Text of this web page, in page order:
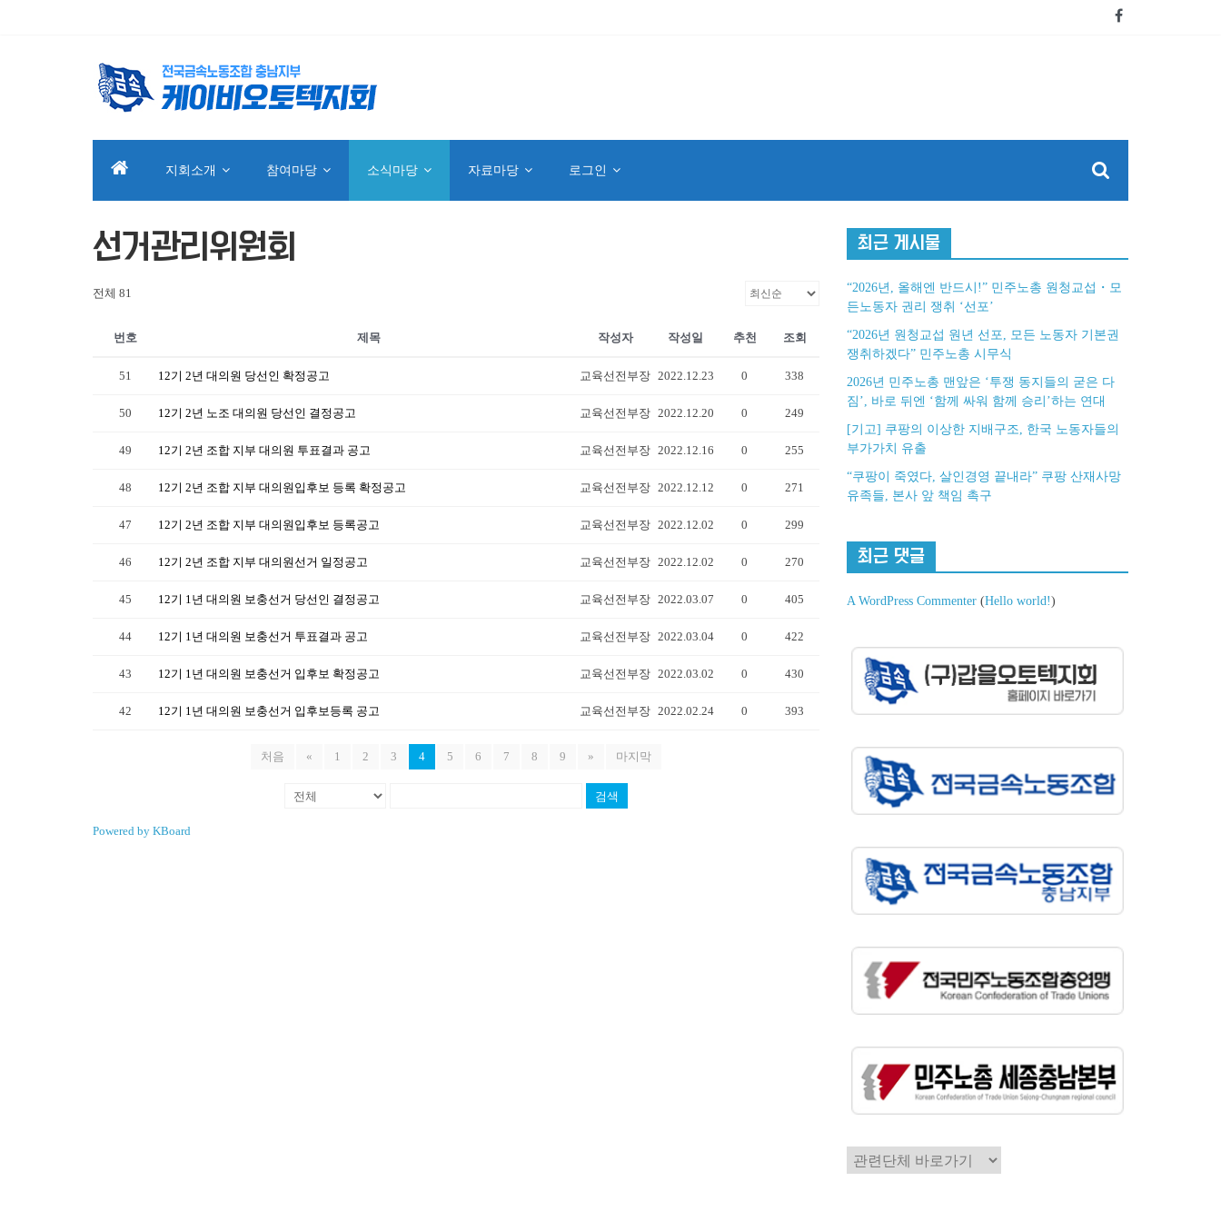
지회소개 참여마당 소식마당 자료마당 로그인
선거관리위원회
전체 81
번호 제목 작성자 작성일 추천 조회
51 12기 2년 대의원 당선인 확정공고 교육선전부장 2022.12.23 0 338
50 12기 2년 노조 대의원 당선인 결정공고 교육선전부장 2022.12.20 0 249
49 12기 2년 조합 지부 대의원 투표결과 공고 교육선전부장 2022.12.16 0 255
48 12기 2년 조합 지부 대의원입후보 등록 확정공고 교육선전부장 2022.12.12 0 271
47 12기 2년 조합 지부 대의원입후보 등록공고 교육선전부장 2022.12.02 0 299
46 12기 2년 조합 지부 대의원선거 일정공고 교육선전부장 2022.12.02 0 270
45 12기 1년 대의원 보충선거 당선인 결정공고 교육선전부장 2022.03.07 0 405
44 12기 1년 대의원 보충선거 투표결과 공고 교육선전부장 2022.03.04 0 422
43 12기 1년 대의원 보충선거 입후보 확정공고 교육선전부장 2022.03.02 0 430
42 12기 1년 대의원 보충선거 입후보등록 공고 교육선전부장 2022.02.24 0 393
처음 « 1 2 3 4 5 6 7 8 9 » 마지막
검색
Powered by KBoard
최근 게시물
“2026년, 올해엔 반드시!” 민주노총 원청교섭・모
든노동자 권리 쟁취 ‘선포’
“2026년 원청교섭 원년 선포, 모든 노동자 기본권
쟁취하겠다” 민주노총 시무식
2026년 민주노총 맨앞은 ‘투쟁 동지들의 굳은 다
짐’, 바로 뒤엔 ‘함께 싸워 함께 승리’하는 연대
[기고] 쿠팡의 이상한 지배구조, 한국 노동자들의
부가가치 유출
“쿠팡이 죽였다, 살인경영 끝내라” 쿠팡 산재사망
유족들, 본사 앞 책임 촉구
최근 댓글
A WordPress Commenter (Hello world!)